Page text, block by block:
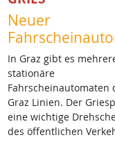
Neuer
In Graz gibt es
stationäre
Fahrscheinautomaten
Graz Linien. Der
eine wichtige
des öffentlichen